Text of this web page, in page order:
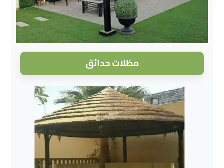
مظلات حدائق